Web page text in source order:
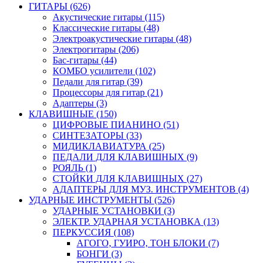
ГИТАРЫ (626)
Акустические гитары (115)
Классические гитары (48)
Электроакустические гитары (48)
Электрогитары (206)
Бас-гитары (44)
КОМБО усилители (102)
Педали для гитар (39)
Процессоры для гитар (21)
Адаптеры (3)
КЛАВИШНЫЕ (150)
ЦИФРОВЫЕ ПИАНИНО (51)
СИНТЕЗАТОРЫ (33)
МИДИКЛАВИАТУРА (25)
ПЕДАЛИ ДЛЯ КЛАВИШНЫХ (9)
РОЯЛЬ (1)
СТОЙКИ ДЛЯ КЛАВИШНЫХ (27)
АДАПТЕРЫ ДЛЯ МУЗ. ИНСТРУМЕНТОВ (4)
УДАРНЫЕ ИНСТРУМЕНТЫ (526)
УДАРНЫЕ УСТАНОВКИ (3)
ЭЛЕКТР. УДАРНАЯ УСТАНОВКА (13)
ПЕРКУССИЯ (108)
АГОГО, ГУИРО, ТОН БЛОКИ (7)
БОНГИ (3)